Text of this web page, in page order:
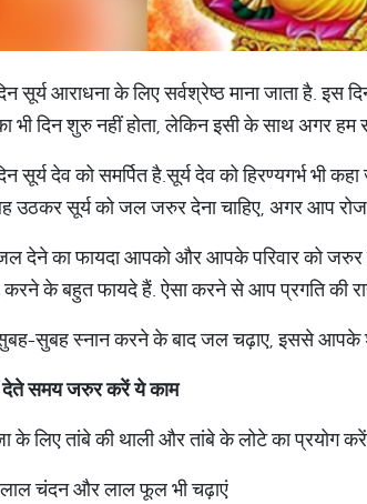
सूर्य आराधना के लिए सर्वश्रेष्ठ माना जाता है.
भी दिन शुरु नहीं होता, लेकिन इसी के साथ अगर
सूर्य देव को समर्पित है.सूर्य देव को हिरण्यगर्भ भी
उठकर सूर्य को जल जरुर देना चाहिए, अगर आप रोज
देने का फायदा आपको और आपके परिवार को जरुर
करने के बहुत फायदे हैं. ऐसा करने से आप प्रगति की
सुबह स्नान करने के बाद जल चढ़ाए, इससे आपके
देतेसमयजरुरकरेंयेकाम
के लिए तांबे की थाली और तांबे के लोटे का प्रयोग
चंदन और लाल फूल भी चढ़ाएं